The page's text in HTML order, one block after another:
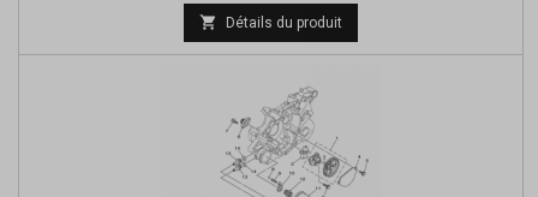
Prix
de
 Détails du produit